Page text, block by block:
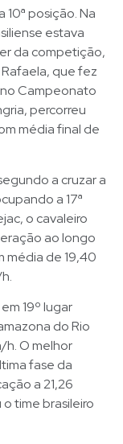
posição. Na
estava
da competição,
que fez
Campeonato
percorreu
média final de
a cruzar a
a 17ª
o cavaleiro
ao longo
média de 19,40
19º lugar
do Rio
h. O melhor
fase da
a 21,26
time brasileiro